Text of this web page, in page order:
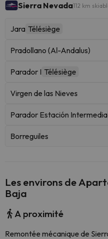
Sierra Nevada112 km
Jara Télésiège
Pradollano (Al-Andalus)
Parador I Télésiège
Virgen de las Nieves
Parador Estación Intermedia
Borreguiles
Les environs de
Baja
A proximité
Remontée mécanique de